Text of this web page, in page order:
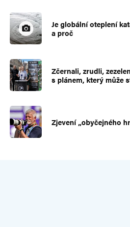
Je globální oteplení
a proč
Zčernali, zrudli,
s plánem, který může
Zjevení „obyčejného